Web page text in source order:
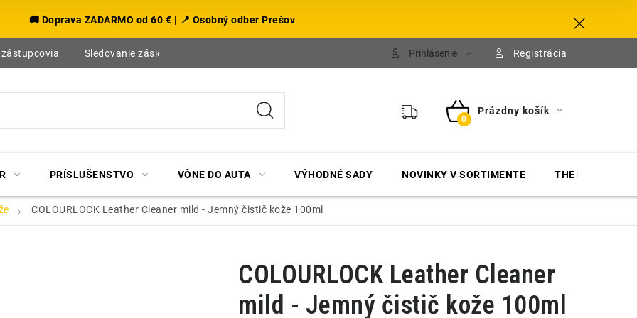
🚚 Doprava ZADARMO od 60 € | 📍 Osobný odber Prešov
Sledovanie zásielky Prihlásenie Registrácia
NÁKUPNÝ
Prázdny košík
PRÍSLUŠENSTVO VÔNE DO AUTA VÝHODNÉ SADY NOVINKY V SORTIMENTE THE FINISHER
COLOURLOCK Leather Cleaner mild - Jemný čistič kože 100ml
COLOURLOCK Leather Cleaner
mild - Jemný čistič kože 100ml